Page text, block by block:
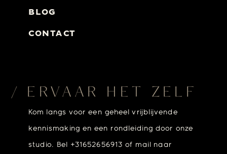
Kom langs voor een geheel vrijblijvende
kennismaking en een rondleiding door onze
studio. Bel +31652656913 of mail naar
/ ERVAAR HET ZELF
CONTACT
BLOG